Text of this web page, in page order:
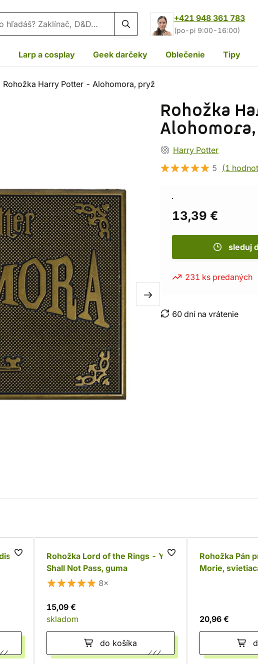
+421 948 361 783
(po-pi 9:00-16:00)
Larp a cosplay Geek darčeky Oblečenie Tipy
Rohožka Harry Potter - Alohomora, pryž
Rohožka
Harry Potter
5
(1
13,39 €
sleduj
231 ks predaných
60 dní na vrátenie
Rohožka Lord of the Rings - You
Shall Not Pass, guma
8×
15,09 €
skladom
do košíka
Rohožka Pán
Morie,
20,96 €